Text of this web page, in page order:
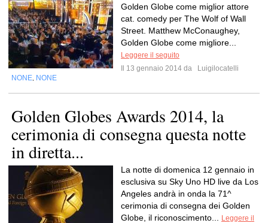
Golden Globe come miglior attore
cat. comedy per The Wolf of Wall
Street. Matthew McConaughey,
Golden Globe come migliore...
Leggere il seguito
Il 13 gennaio 2014 da
Luigilocatelli
NONE NONE
Golden Globes Awards 2014, la
cerimonia di consegna questa notte
in diretta...
La notte di domenica 12 gennaio in
esclusiva su Sky Uno HD live da Los
Angeles andrà in onda la 71^
cerimonia di consegna dei Golden
Globe, il riconoscimento...
Leggere il